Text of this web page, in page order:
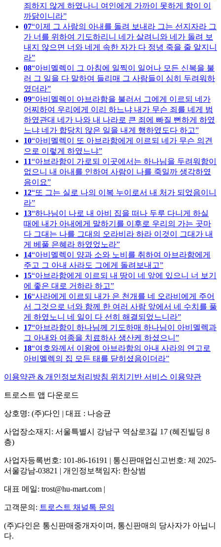
죄하지 않게 하였나니 여인에게 가까이 못하게 함이 이
까닭이니라
07 이제 그 사람의 아내를 돌려 보내라 그는 선지자라 그
가 너를 위하여 기도하리니 네가 살려니와 네가 돌려 보
내지 않으면 너와 네게 속한 자가 다 정녕 죽을 줄 알지니
라
08 아비멜렉이 그 아침에 일찍이 일어나 모든 신복을 불
러 그 일을 다 말하여 들리매 그 사람들이 심히 두려워하
였더라
09 아비멜렉이 아브라함을 불러서 그에게 이르되 네가
어찌하여 우리에게 이리 하느냐 내가 무슨 죄를 네게 범
하였관대 네가 나와 내 나라로 큰 죄에 빠질 뻔하게 하였
느냐 네가 합당치 않은 일을 내게 행하였도다 하고
10 아비멜렉이 또 아브라함에게 이르되 네가 무슨 의견
으로 이렇게 하였느냐
11 아브라함이 가로되 이곳에서는 하나님을 두려워함이
없으니 내 아내를 인하여 사람이 나를 죽일까 생각하였
음이요
12 또 그는 실로 나의 이복 누이로서 내 처가 되었음이니
라
13 하나님이 나로 내 아비 집을 떠나 두루 다니게 하실
때에 내가 아내에게 말하기를 이후로 우리의 가는 곳마
다 그대는 나를 그대의 오라비라 하라 이것이 그대가 내
게 베풀 은혜라 하였었노라
14 아비멜렉이 양과 소와 노비를 취하여 아브라함에게
주고 그 아내 사라도 그에게 돌려보내고
15 아브라함에게 이르되 내 땅이 네 앞에 있으니 너 보기
에 좋은 대로 거하라 하고
16 사라에게 이르되 내가 은 천개를 네 오라비에게 주어
서 그것으로 너와 함께 한 여러 사람 앞에서 네 수치를 풀
게 하였노니 네 일이 다 선히 해결되었느니라
17 아브라함이 하나님께 기도하매 하나님이 아비멜렉과
그 아내와 여종을 치료하사 생산케 하셨으니
18 여호와께서 이왕에 아브라함의 아내 사라의 연고로
아비멜렉의 집 모든 태를 닫히셨음이더라
이용약관 & 개인정보처리방침 위치기반 서비스 이용약관
트로스트 앱 다운로드
상호명: (주)다인 | 대표 : 나승균
사업장소재지: 서울특별시 강남구 역삼로3길 17 (혜진빌딩 8
층)
사업자등록번호: 101-86-16191 | 통신판매업신고번호: 제 2025-
서울강남-03821 | 개인정보책임자: 한상범
대표 메일: trost@hu-mart.com |
고객문의: 트로스트 채널톡 문의
(주)다인은 통신판매중개자이며, 통신판매의 당사자가 아닙니
다.